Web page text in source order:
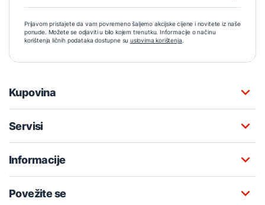
Prijavom pristajete da vam povremeno šaljemo akcijske cijene i novitete iz naše
ponude. Možete se odjaviti u bilo kojem trenutku. Informacije o načinu
korištenja ličnih podataka dostupne su uslovima korištenja.
Kupovina
Servisi
Informacije
Povežite se